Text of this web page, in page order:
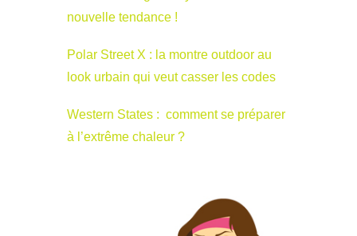
nouvelle tendance !
Polar Street X : la montre outdoor au
look urbain qui veut casser les codes
Western States : comment se préparer
à l’extrême chaleur ?